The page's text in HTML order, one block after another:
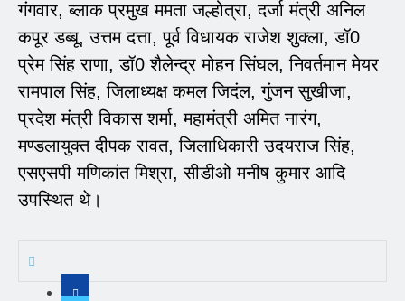
गंगवार, ब्लाक प्रमुख ममता जल्होत्रा, दर्जा मंत्री अनिल
कपूर डब्बू, उत्तम दत्ता, पूर्व विधायक राजेश शुक्ला, डॉ0
प्रेम सिंह राणा, डॉ0 शैलेन्द्र मोहन सिंघल, निवर्तमान मेयर
रामपाल सिंह, जिलाध्यक्ष कमल जिदंल, गुंजन सुखीजा,
प्रदेश मंत्री विकास शर्मा, महामंत्री अमित नारंग,
मण्डलायुक्त दीपक रावत, जिलाधिकारी उदयराज सिंह,
एसएसपी मणिकांत मिश्रा, सीडीओ मनीष कुमार आदि
उपस्थित थे।